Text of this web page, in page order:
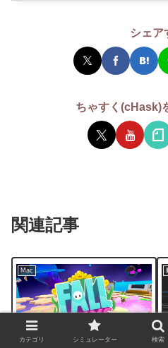
シェア
ちゃすく(cHask)
関連記事
Mac
カテゴリ シミュレーター 検索